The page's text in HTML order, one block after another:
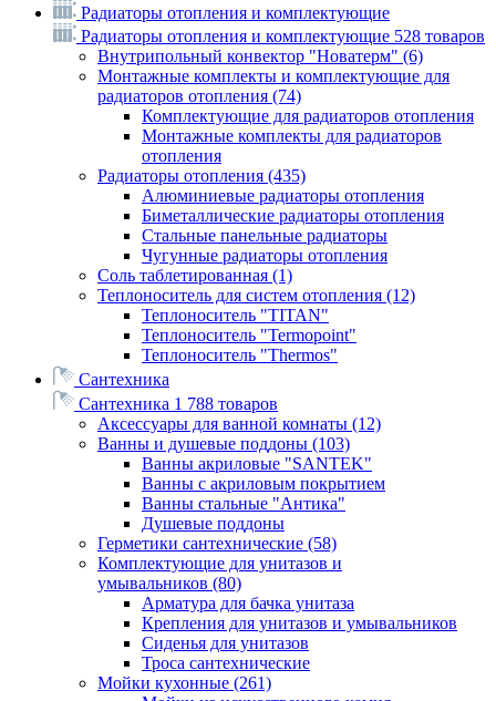
Радиаторы отопления и комплектующие
Радиаторы отопления и комплектующие 528 товаров
Внутрипольный конвектор "Новатерм" (6)
Монтажные комплекты и комплектующие для
радиаторов отопления (74)
Комплектующие для радиаторов отопления
Монтажные комплекты для радиаторов
отопления
Радиаторы отопления (435)
Алюминиевые радиаторы отопления
Биметаллические радиаторы отопления
Стальные панельные радиаторы
Чугунные радиаторы отопления
Соль таблетированная (1)
Теплоноситель для систем отопления (12)
Теплоноситель "TITAN"
Теплоноситель "Termopoint"
Теплоноситель "Thermos"
Сантехника
Сантехника 1 788 товаров
Аксессуары для ванной комнаты (12)
Ванны и душевые поддоны (103)
Ванны акриловые "SANTEK"
Ванны с акриловым покрытием
Ванны стальные "Антика"
Душевые поддоны
Герметики сантехнические (58)
Комплектующие для унитазов и
умывальников (80)
Арматура для бачка унитаза
Крепления для унитазов и умывальников
Сиденья для унитазов
Троса сантехнические
Мойки кухонные (261)